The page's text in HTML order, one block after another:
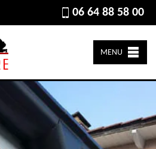
06 64 88 58 00
MENU